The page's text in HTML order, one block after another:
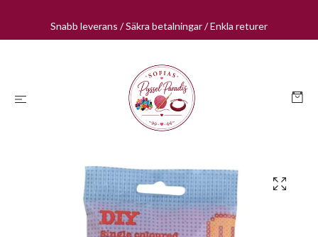
Snabb leverans / Säkra betalningar / Enkla returer